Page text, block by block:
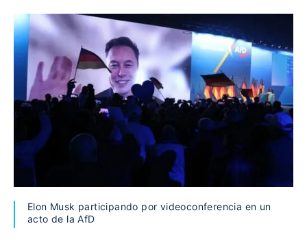
Elon Musk participando por videoconferencia en un
acto de la AfD